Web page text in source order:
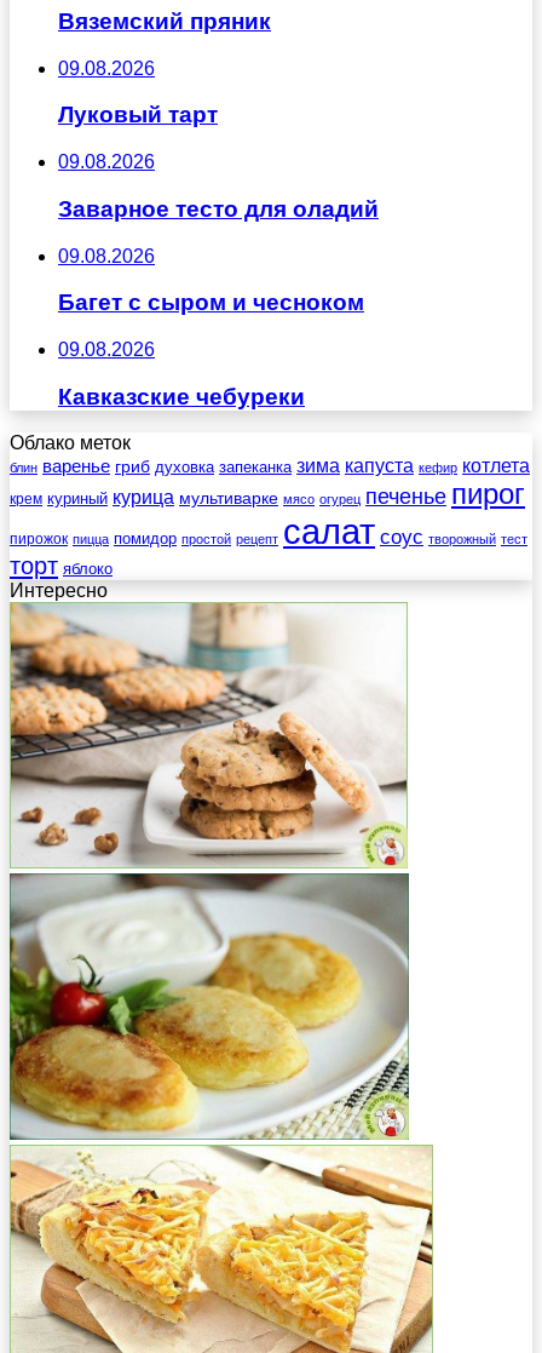
Вяземский пряник
09.08.2026
Луковый тарт
09.08.2026
Заварное тесто для оладий
09.08.2026
Багет с сыром и чесноком
09.08.2026
Кавказские чебуреки
Облако меток
блин варенье гриб духовка запеканка зима капуста кефир котлета
крем куриный курица мультиварке мясо огурец печенье пирог
пирожок пицца помидор простой рецепт салат соус творожный тест
торт яблоко
Интересно